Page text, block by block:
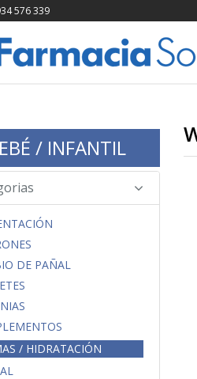
576 339
/ INFANTIL
DE PAÑAL
/ HIDRATACIÓN